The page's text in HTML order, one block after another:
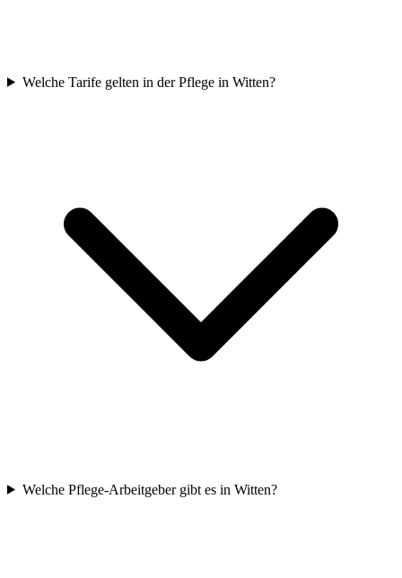
Welche Tarife gelten in der Pflege in Witten?
Welche Pflege-Arbeitgeber gibt es in Witten?